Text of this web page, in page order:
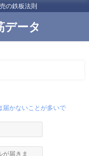
の鉄板法則
データ
届かないことが多いで